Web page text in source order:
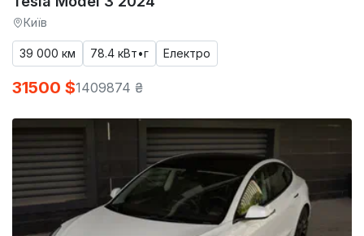
Київ
39 000 км 78.4 кВт•г Електро
31500 $1409874 ₴